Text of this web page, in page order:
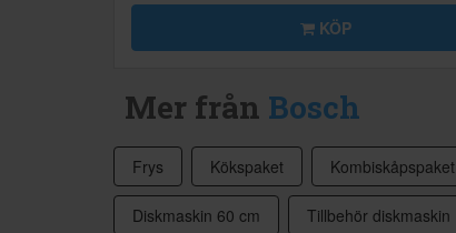
KÖP
Mer från Bosch
Frys Kökspaket Kombiskåpspaket
Diskmaskin 60 cm Tillbehör diskmaskin